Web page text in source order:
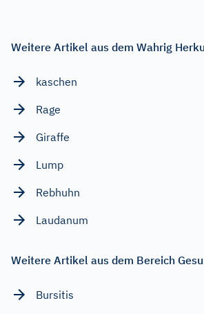
Weitere Artikel aus dem Wahrig
kaschen
Rage
Giraffe
Lump
Rebhuhn
Laudanum
Weitere Artikel aus dem Bereich
Bursitis